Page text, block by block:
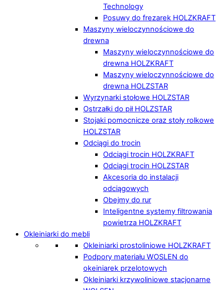
Technology
Posuwy do frezarek HOLZKRAFT
Maszyny wieloczynnościowe do
drewna
Maszyny wieloczynnościowe do
drewna HOLZKRAFT
Maszyny wieloczynnościowe do
drewna HOLZSTAR
Wyrzynarki stołowe HOLZSTAR
Ostrzałki do pił HOLZSTAR
Stojaki pomocnicze oraz stoły rolkowe
HOLZSTAR
Odciągi do trocin
Odciągi trocin HOLZKRAFT
Odciągi trocin HOLZSTAR
Akcesoria do instalacji
odciągowych
Obejmy do rur
Inteligentne systemy filtrowania
powietrza HOLZKRAFT
Okleiniarki do mebli
Okleiniarki prostoliniowe HOLZKRAFT
Podpory materiału WOSLEN do
okeiniarek przelotowych
Okleiniarki krzywoliniowe stacjonarne